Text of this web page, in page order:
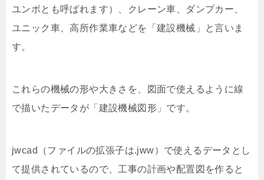
ユンボとも呼ばれます）、クレーン車、ダンプカー、
ユニック車、高所作業車などを「建設機械」と言いま
す。
これらの機械の形や大きさを、図面で使えるように線
で描いたデータが「建設機械図形」です。
jwcad（ファイルの拡張子は.jww）で使えるデータとし
て提供されているので、工事の計画や配置図を作ると